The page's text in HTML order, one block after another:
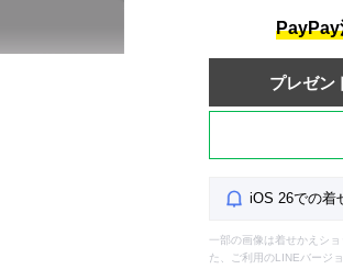
PayPay
プレゼン
iOS 26での着
一部の画像は着せかえシ
た、ご利用のLINEバージ